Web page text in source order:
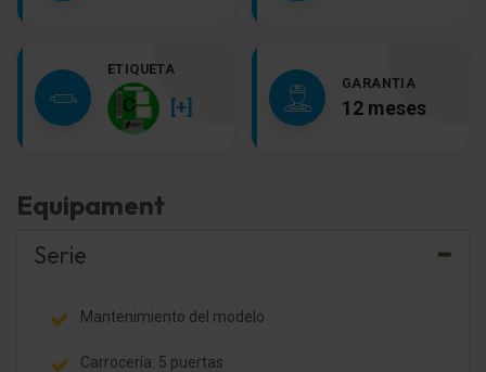
ETIQUETA
[+]
GARANTIA
12 meses
Equipament
Serie
Mantenimiento del modelo
Carrocería: 5 puertas